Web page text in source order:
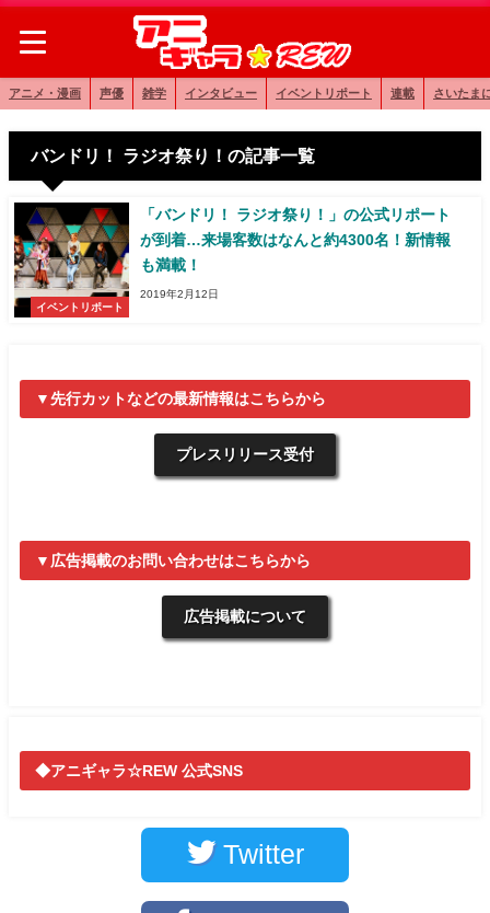
アニメ・漫画 声優 雑学 インタビュー イベントリポート 連載 さいたま
バンドリ！ ラジオ祭り！の記事一覧
イベントリポート
「バンドリ！ ラジオ祭り！」の公式リポート
が到着…来場客数はなんと約4300名！新情報
も満載！
2019年2月12日
▼先行カットなどの最新情報はこちらから
プレスリリース受付
▼広告掲載のお問い合わせはこちらから
広告掲載について
◆アニギャラ☆REW 公式SNS
Twitter